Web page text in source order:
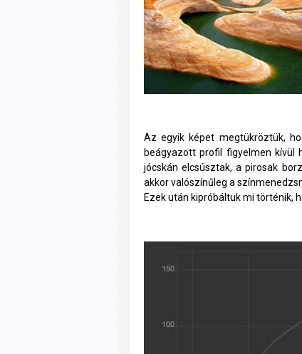
Az egyik képet megtükröztük,
beágyazott profil figyelmen
jócskán elcsúsztak, a pirosak
akkor valószínűleg a
Ezek után kipróbáltuk mi történik,